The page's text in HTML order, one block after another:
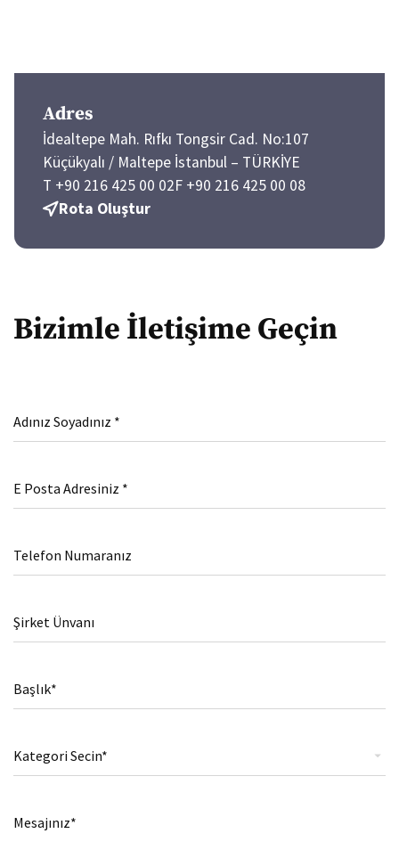
Adres
İdealtepe Mah. Rıfkı Tongsir Cad. No:107
Küçükyalı / Maltepe İstanbul – TÜRKİYE
T +90 216 425 00 02F +90 216 425 00 08
Rota Oluştur
Bizimle İletişime Geçin
Adınız Soyadınız *
E Posta Adresiniz *
Telefon Numaranız
Şirket Ünvanı
Başlık*
Mesajınız*